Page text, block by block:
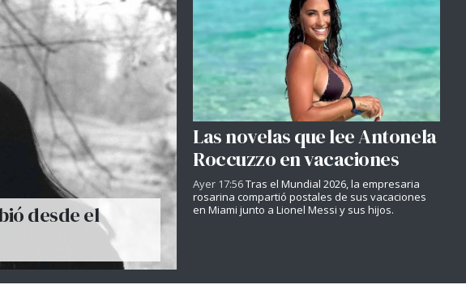
desde el
Las novelas que lee Antonela
Roccuzzo en vacaciones
Ayer 17:56Tras el Mundial 2026, la empresaria
rosarina compartió postales de sus vacaciones
en Miami junto a Lionel Messi y sus hijos.